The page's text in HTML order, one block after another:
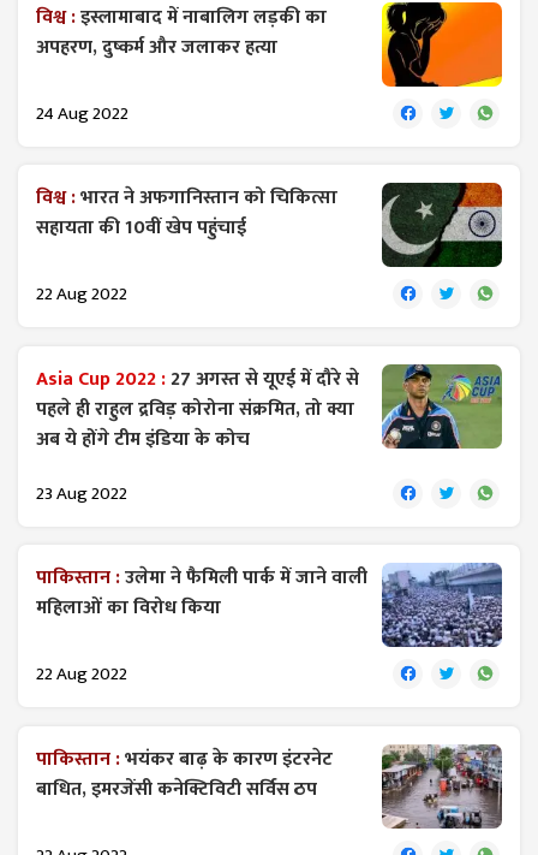
विश्व :इस्लामाबाद में नाबालिग लड़की का
अपहरण, दुष्कर्म और जलाकर हत्या
24 Aug 2022
विश्व :भारत ने अफगानिस्तान को चिकित्सा
सहायता की 10वीं खेप पहुंचाई
22 Aug 2022
Asia Cup 2022 :27 अगस्त से यूएई में दौरे से
पहले ही राहुल द्रविड़ कोरोना संक्रमित, तो क्या
अब ये होंगे टीम इंडिया के कोच
23 Aug 2022
पाकिस्तान :उलेमा ने फैमिली पार्क में जाने वाली
महिलाओं का विरोध किया
22 Aug 2022
पाकिस्तान :भयंकर बाढ़ के कारण इंटरनेट
बाधित, इमरजेंसी कनेक्टिविटी सर्विस ठप